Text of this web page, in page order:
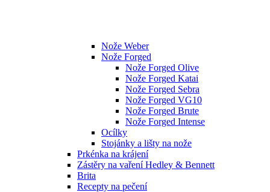
Nože Weber
Nože Forged
Nože Forged Olive
Nože Forged Katai
Nože Forged Sebra
Nože Forged VG10
Nože Forged Brute
Nože Forged Intense
Ocílky
Stojánky a lišty na nože
Prkénka na krájení
Zástěry na vaření Hedley & Bennett
Brita
Recepty na pečení